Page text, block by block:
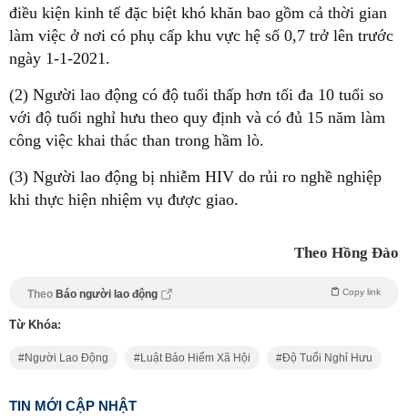
điều kiện kinh tế đặc biệt khó khăn bao gồm cả thời gian
làm việc ở nơi có phụ cấp khu vực hệ số 0,7 trở lên trước
ngày 1-1-2021.
(2) Người lao động có độ tuổi thấp hơn tối đa 10 tuổi so
với độ tuổi nghỉ hưu theo quy định và có đủ 15 năm làm
công việc khai thác than trong hầm lò.
(3) Người lao động bị nhiễm HIV do rủi ro nghề nghiệp
khi thực hiện nhiệm vụ được giao.
Theo Hồng Đào
Theo Báo người lao động Copy link
Từ Khóa:
Người Lao Động Luật Bảo Hiểm Xã Hội Độ Tuổi Nghỉ Hưu
TIN MỚI CẬP NHẬT